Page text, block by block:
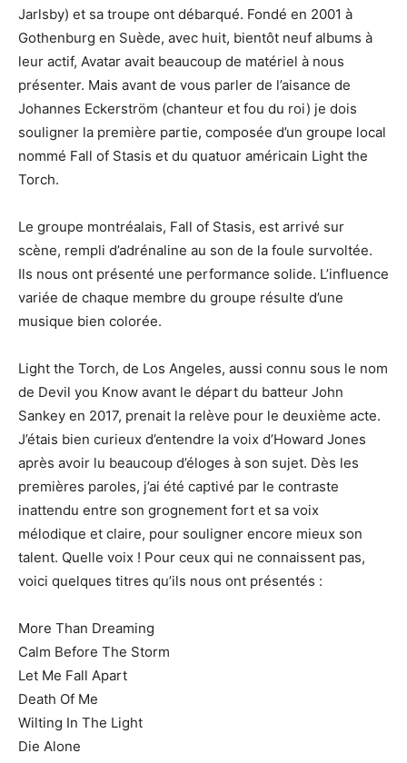
Jarlsby) et sa troupe ont débarqué. Fondé en 2001 à
Gothenburg en Suède, avec huit, bientôt neuf albums à
leur actif, Avatar avait beaucoup de matériel à nous
présenter. Mais avant de vous parler de l’aisance de
Johannes Eckerström (chanteur et fou du roi) je dois
souligner la première partie, composée d’un groupe local
nommé Fall of Stasis et du quatuor américain Light the
Torch.
Le groupe montréalais, Fall of Stasis, est arrivé sur
scène, rempli d’adrénaline au son de la foule survoltée.
Ils nous ont présenté une performance solide. L’influence
variée de chaque membre du groupe résulte d’une
musique bien colorée.
Light the Torch, de Los Angeles, aussi connu sous le nom
de Devil you Know avant le départ du batteur John
Sankey en 2017, prenait la relève pour le deuxième acte.
J’étais bien curieux d’entendre la voix d’Howard Jones
après avoir lu beaucoup d’éloges à son sujet. Dès les
premières paroles, j’ai été captivé par le contraste
inattendu entre son grognement fort et sa voix
mélodique et claire, pour souligner encore mieux son
talent. Quelle voix ! Pour ceux qui ne connaissent pas,
voici quelques titres qu’ils nous ont présentés :
More Than Dreaming
Calm Before The Storm
Let Me Fall Apart
Death Of Me
Wilting In The Light
Die Alone